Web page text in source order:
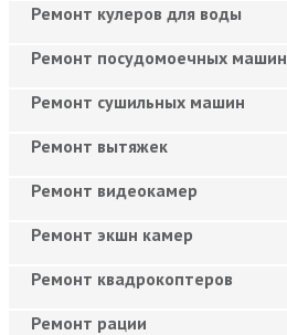
Ремонт кулеров для воды
Ремонт посудомоечных машин
Ремонт сушильных машин
Ремонт вытяжек
Ремонт видеокамер
Ремонт экшн камер
Ремонт квадрокоптеров
Ремонт рации